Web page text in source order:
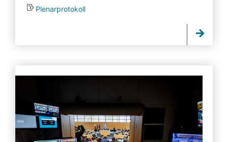
Plenarprotokoll